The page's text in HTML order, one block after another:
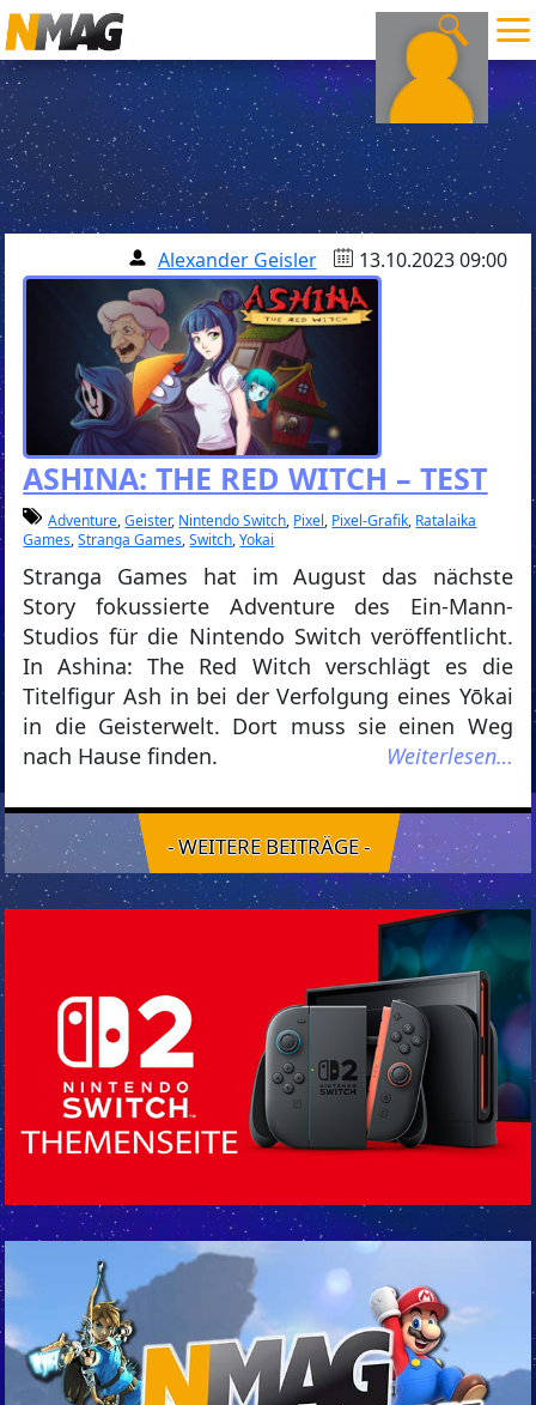
Alexander Geisler 13.10.2023 09:00
ASHINA: THE RED WITCH – TEST
Adventure,Geister, Nintendo Switch, Pixel, Pixel-Grafik, Ratalaika
Games,Stranga Games,Switch,Yokai
Stranga Games hat im August das nächste
Story fokussierte Adventure des Ein-Mann-
Studios für die Nintendo Switch veröffentlicht.
In Ashina: The Red Witch verschlägt es die
Titelfigur Ash in bei der Verfolgung eines Yōkai
in die Geisterwelt. Dort muss sie einen Weg
nach Hause finden.
Weiterlesen…
- WEITERE BEITRÄGE -